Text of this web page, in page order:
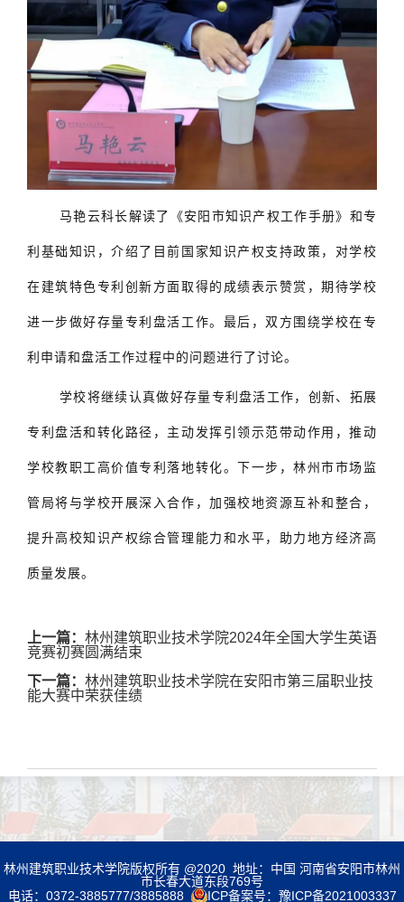
马艳云科长解读了《安阳市知识产权工作手册》和专
利基础知识，介绍了目前国家知识产权支持政策，对学校
在建筑特色专利创新方面取得的成绩表示赞赏，期待学校
进一步做好存量专利盘活工作。最后，双方围绕学校在专
利申请和盘活工作过程中的问题进行了讨论。
学校将继续认真做好存量专利盘活工作，创新、拓展
专利盘活和转化路径，主动发挥引领示范带动作用，推动
学校教职工高价值专利落地转化。下一步，林州市市场监
管局将与学校开展深入合作，加强校地资源互补和整合，
提升高校知识产权综合管理能力和水平，助力地方经济高
质量发展。
上一篇： 林州建筑职业技术学院2024年全国大学生英语
竞赛初赛圆满结束
下一篇： 林州建筑职业技术学院在安阳市第三届职业技
能大赛中荣获佳绩
林州建筑职业技术学院版权所有 @2020 地址：中国 河南省安阳市林州
市长春大道东段769号
电话：0372-3885777/3885888
ICP备案号： 豫ICP备2021003337